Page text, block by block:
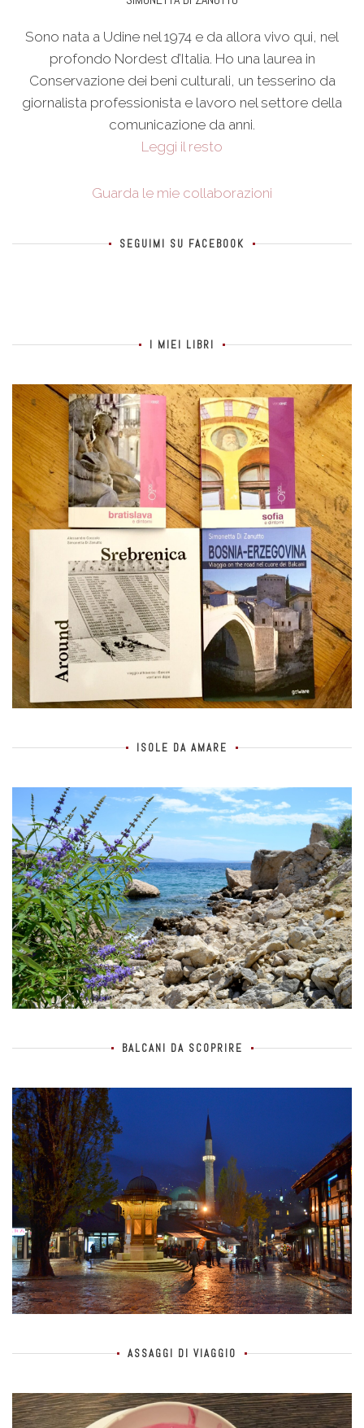
Sono nata a Udine nel 1974 e da allora vivo qui, nel
profondo Nordest d’Italia. Ho una laurea in
Conservazione dei beni culturali, un tesserino da
giornalista professionista e lavoro nel settore della
comunicazione da anni.
Leggi il resto
Guarda le mie collaborazioni
SEGUIMI SU FACEBOOK
I MIEI LIBRI
ISOLE DA AMARE
BALCANI DA SCOPRIRE
ASSAGGI DI VIAGGIO